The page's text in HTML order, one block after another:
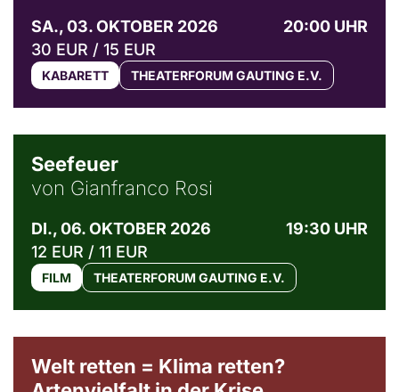
SA., 03. OKTOBER 2026
20:00 UHR
30 EUR / 15 EUR
KABARETT THEATERFORUM GAUTING E.V.
Seefeuer
von Gianfranco Rosi
DI., 06. OKTOBER 2026
19:30 UHR
12 EUR / 11 EUR
FILM THEATERFORUM GAUTING E.V.
Welt retten = Klima retten?